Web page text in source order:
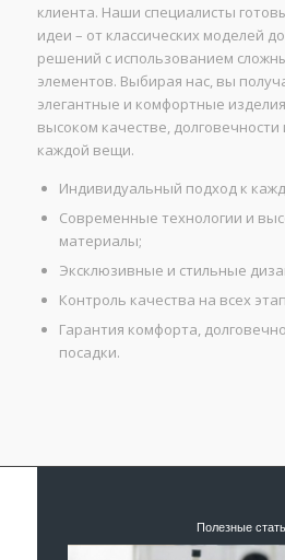
клиента. Наши специалисты
идеи – от классических моделей
решений с использованием
элементов. Выбирая нас, вы
элегантные и комфортные
высоком качестве,
каждой вещи.
Индивидуальный подход к
Современные технологии и
материалы;
Эксклюзивные и стильные
Контроль качества на всех
Гарантия комфорта,
посадки.
Полезные